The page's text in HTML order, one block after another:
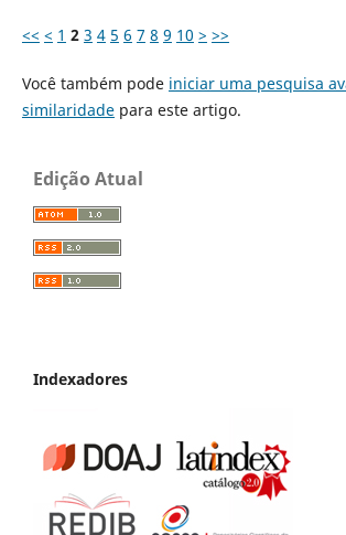
<< < 1 2 3 4 5 6 7 8 9 10 > >>
Você também pode iniciar uma pesquisa
similaridadepara este artigo.
Edição Atual
Indexadores